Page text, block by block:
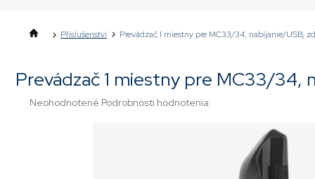
Příslušenství Prevádzač 1 miestny pre MC33/34, nabíjanie/USB,
Prevádzač 1 miestny pre MC33/34,
Priemerné
Neohodnotené Podrobnosti hodnotenia